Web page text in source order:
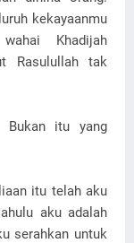
kekayaanmu
Khadijah
Rasulullah tak
Bukan itu yang
itu telah aku
aku adalah
serahkan untuk